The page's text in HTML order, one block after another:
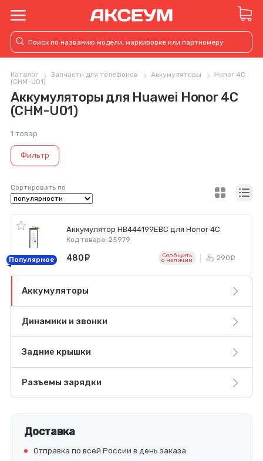
Каталог Запчасти для телефонов Аккумуляторы
Honor 4C
(CHM-U01)
Аккумуляторы для Huawei Honor 4C
(CHM-U01)
1 товар
Фильтр
Сортировать по
Аккумулятор HB444199EBC для Honor 4C
Код товара: 25979
Популярное 480 Сообщить
o наличии 290
Аккумуляторы
Динамики и звонки
Задние крышки
Разъемы зарядки
Доставка
Отправка по всей России в день заказа